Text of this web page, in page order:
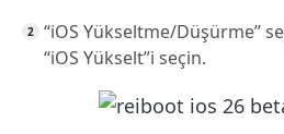
“iOS Yükseltme/Düşürme”
“iOS Yükselt”i seçin.